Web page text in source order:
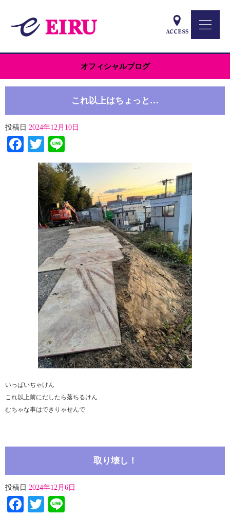
オフィシャルブログ
これ以上はちょっと…
投稿日 2024年12月10日
Facebook
Twitter
いっぱいぢゃけん
これ以上前にだしたら落ちるけん
むちゃな事はできりゃせんで
取り壊し！
投稿日 2024年12月6日
Facebook
Twitter